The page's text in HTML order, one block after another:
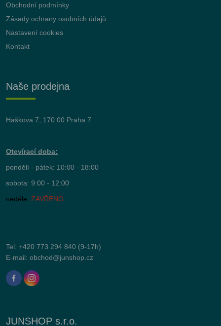
Obchodní podmínky
Zásady ochrany osobních údajů
Nastavení cookies
Kontakt
Naše prodejna
Haškova 7, 170 00 Praha 7
Otevírací doba:
pondělí - pátek: 10:00 - 18:00
sobota: 9:00 - 12:00
neděle: ZAVŘENO
Tel: +420 773 294 840 (9-17h)
E-mail: obchod@junshop.cz
JUNSHOP s.r.o.